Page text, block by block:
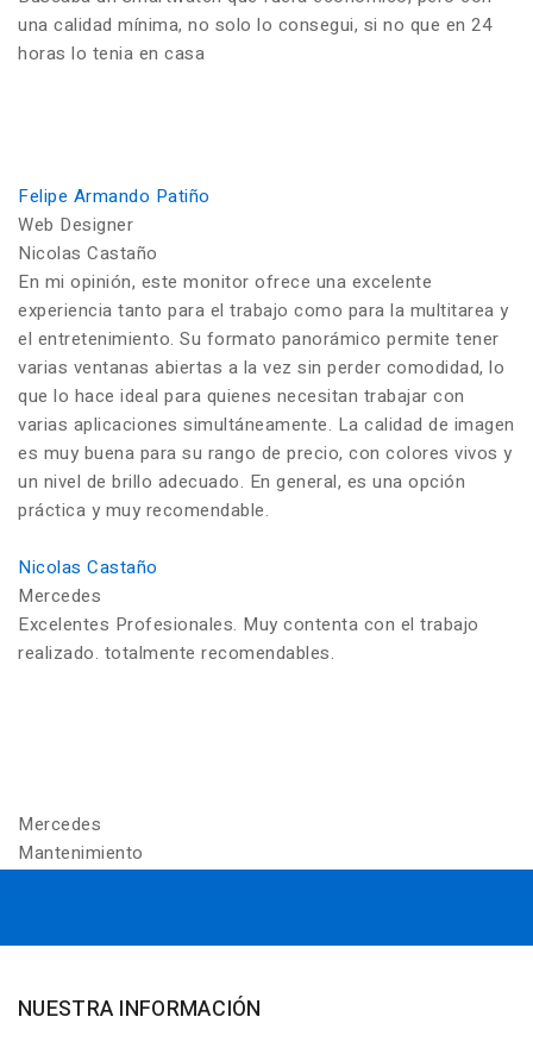
una calidad mínima, no solo lo consegui, si no que en 24
horas lo tenia en casa
Felipe Armando Patiño
Web Designer
Nicolas Castaño
En mi opinión, este monitor ofrece una excelente
experiencia tanto para el trabajo como para la multitarea y
el entretenimiento. Su formato panorámico permite tener
varias ventanas abiertas a la vez sin perder comodidad, lo
que lo hace ideal para quienes necesitan trabajar con
varias aplicaciones simultáneamente. La calidad de imagen
es muy buena para su rango de precio, con colores vivos y
un nivel de brillo adecuado. En general, es una opción
práctica y muy recomendable.
Nicolas Castaño
Mercedes
Excelentes Profesionales. Muy contenta con el trabajo
realizado. totalmente recomendables.
Mercedes
Mantenimiento
NUESTRA INFORMACIÓN